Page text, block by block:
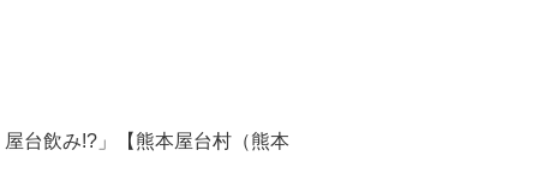
台飲み!?」【熊本屋台村（熊本